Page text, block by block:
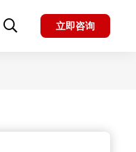
立即咨询